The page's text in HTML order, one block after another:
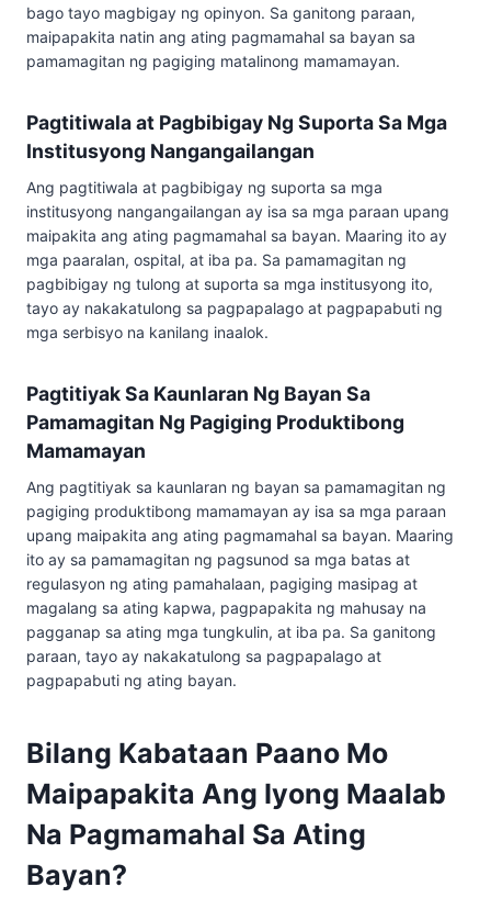
bago tayo magbigay ng opinyon. Sa ganitong paraan,
maipapakita natin ang ating pagmamahal sa bayan sa
pamamagitan ng pagiging matalinong mamamayan.
Pagtitiwala at Pagbibigay Ng Suporta Sa Mga
Institusyong Nangangailangan
Ang pagtitiwala at pagbibigay ng suporta sa mga
institusyong nangangailangan ay isa sa mga paraan upang
maipakita ang ating pagmamahal sa bayan. Maaring ito ay
mga paaralan, ospital, at iba pa. Sa pamamagitan ng
pagbibigay ng tulong at suporta sa mga institusyong ito,
tayo ay nakakatulong sa pagpapalago at pagpapabuti ng
mga serbisyo na kanilang inaalok.
Pagtitiyak Sa Kaunlaran Ng Bayan Sa
Pamamagitan Ng Pagiging Produktibong
Mamamayan
Ang pagtitiyak sa kaunlaran ng bayan sa pamamagitan ng
pagiging produktibong mamamayan ay isa sa mga paraan
upang maipakita ang ating pagmamahal sa bayan. Maaring
ito ay sa pamamagitan ng pagsunod sa mga batas at
regulasyon ng ating pamahalaan, pagiging masipag at
magalang sa ating kapwa, pagpapakita ng mahusay na
pagganap sa ating mga tungkulin, at iba pa. Sa ganitong
paraan, tayo ay nakakatulong sa pagpapalago at
pagpapabuti ng ating bayan.
Bilang Kabataan Paano Mo
Maipapakita Ang Iyong Maalab
Na Pagmamahal Sa Ating
Bayan?